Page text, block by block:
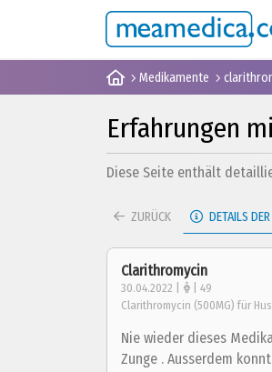
Medikamente
Erfahrungen
Diese Seite enthält
ZURÜCK DETAILS
Clarithromycin
30.04.2022 | | 49
Clarithromycin (500MG) für
Nie wieder dieses
Zunge . Ausserdem